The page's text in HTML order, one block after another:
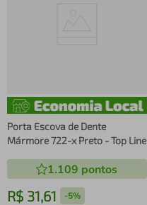
Porta Escova de Dente
Mármore 722-x Preto - Top Line
1.109 pontos
R$ 31,61 -5%